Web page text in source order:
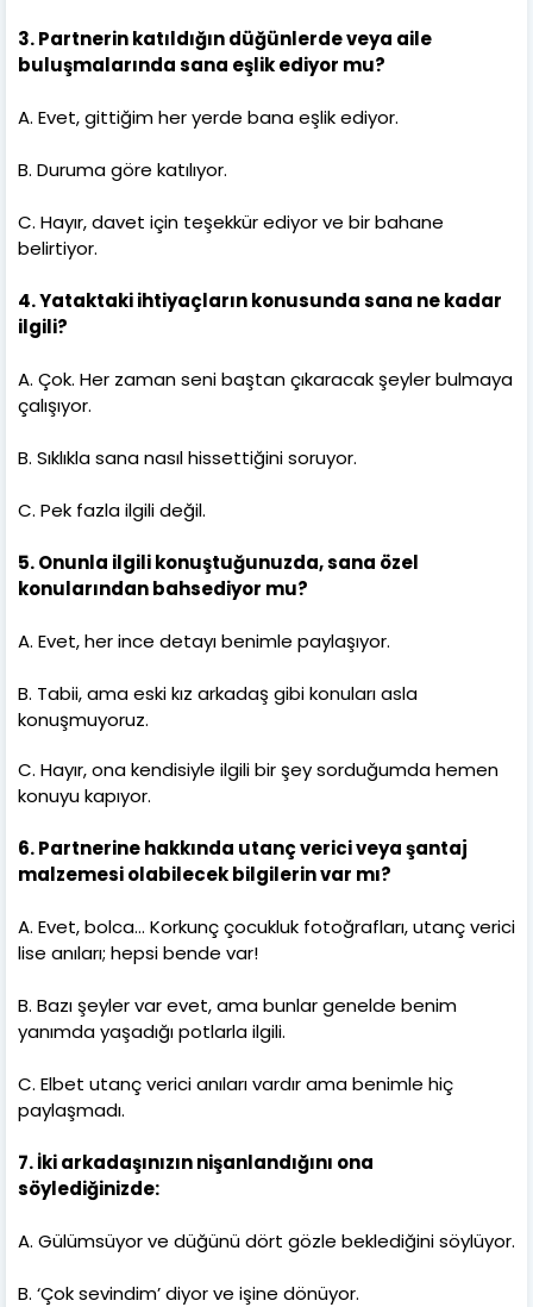
3. Partnerin katıldığın düğünlerde veya aile
buluşmalarında sana eşlik ediyor mu?
A. Evet, gittiğim her yerde bana eşlik ediyor.
B. Duruma göre katılıyor.
C. Hayır, davet için teşekkür ediyor ve bir bahane
belirtiyor.
4. Yataktaki ihtiyaçların konusunda sana ne kadar
ilgili?
A. Çok. Her zaman seni baştan çıkaracak şeyler bulmaya
çalışıyor.
B. Sıklıkla sana nasıl hissettiğini soruyor.
C. Pek fazla ilgili değil.
5. Onunla ilgili konuştuğunuzda, sana özel
konularından bahsediyor mu?
A. Evet, her ince detayı benimle paylaşıyor.
B. Tabii, ama eski kız arkadaş gibi konuları asla
konuşmuyoruz.
C. Hayır, ona kendisiyle ilgili bir şey sorduğumda hemen
konuyu kapıyor.
6. Partnerine hakkında utanç verici veya şantaj
malzemesi olabilecek bilgilerin var mı?
A. Evet, bolca… Korkunç çocukluk fotoğrafları, utanç verici
lise anıları; hepsi bende var!
B. Bazı şeyler var evet, ama bunlar genelde benim
yanımda yaşadığı potlarla ilgili.
C. Elbet utanç verici anıları vardır ama benimle hiç
paylaşmadı.
7. İki arkadaşınızın nişanlandığını ona
söylediğinizde:
A. Gülümsüyor ve düğünü dört gözle beklediğini söylüyor.
B. ‘Çok sevindim’ diyor ve işine dönüyor.